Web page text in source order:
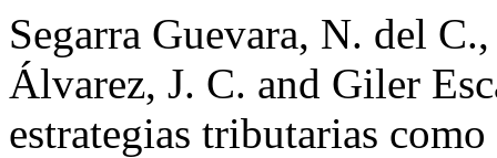
Segarra Guevara, N. del
Álvarez, J. C. and Giler
estrategias tributarias